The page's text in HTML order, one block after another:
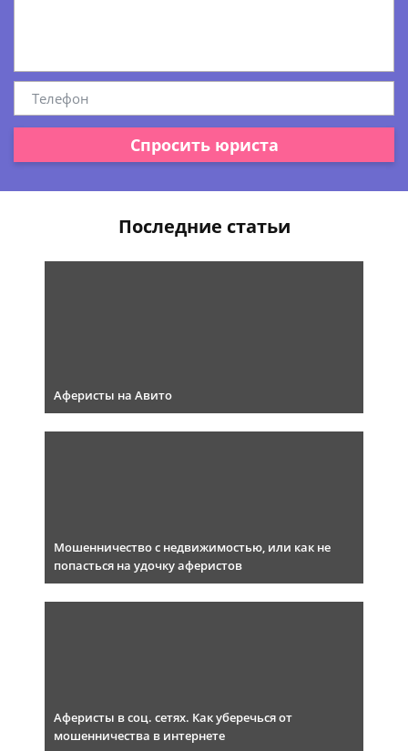
Спросить юриста
Последние статьи
Аферисты на Авито
Мошенничество с недвижимостью, или как не
попасться на удочку аферистов
Аферисты в соц. сетях. Как уберечься от
мошенничества в интернете